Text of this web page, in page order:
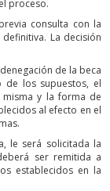
proceso.
consulta con la
La decisión
de la beca
de los supuestos, el
y la forma de
al efecto en el
le será solicitada la
ser remitida a
establecidos en la